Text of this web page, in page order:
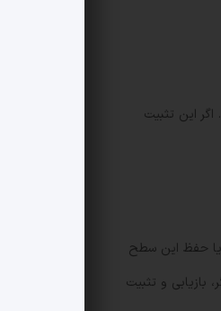
این تثبیت
فوری نزدیک 1.47 دلار شکل گرفته و شکست یا حفظ این سطح
را تا حوالی 1.40 دلار هدایت کند. از سوی دیگر، بازیابی و تثبیت